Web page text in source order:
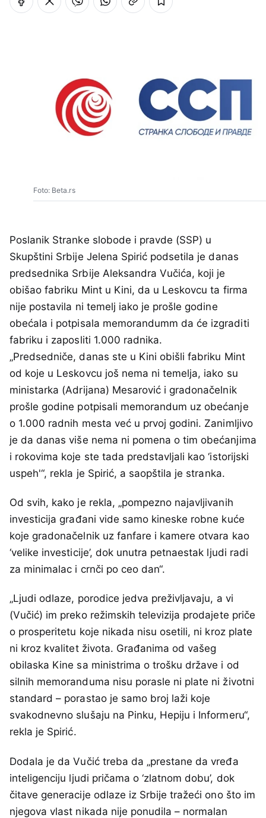
Foto: Beta.rs
Poslanik Stranke slobode i pravde (SSP) u
Skupštini Srbije Jelena Spirić podsetila je danas
predsednika Srbije Aleksandra Vučića, koji je
obišao fabriku Mint u Kini, da u Leskovcu ta firma
nije postavila ni temelj iako je prošle godine
obećala i potpisala memorandumm da će izgraditi
fabriku i zaposliti 1.000 radnika.
„Predsedniče, danas ste u Kini obišli fabriku Mint
od koje u Leskovcu još nema ni temelja, iako su
ministarka (Adrijana) Mesarović i gradonačelnik
prošle godine potpisali memorandum uz obećanje
o 1.000 radnih mesta već u prvoj godini. Zanimljivo
je da danas više nema ni pomena o tim obećanjima
i rokovima koje ste tada predstavljali kao ‘istorijski
uspeh'“, rekla je Spirić, a saopštila je stranka.
Od svih, kako je rekla, „pompezno najavljivanih
investicija građani vide samo kineske robne kuće
koje gradonačelnik uz fanfare i kamere otvara kao
‘velike investicije’, dok unutra petnaestak ljudi radi
za minimalac i crnči po ceo dan“.
„Ljudi odlaze, porodice jedva preživljavaju, a vi
(Vučić) im preko režimskih televizija prodajete priče
o prosperitetu koje nikada nisu osetili, ni kroz plate
ni kroz kvalitet života. Građanima od vašeg
obilaska Kine sa ministrima o trošku države i od
silnih memoranduma nisu porasle ni plate ni životni
standard – porastao je samo broj laži koje
svakodnevno slušaju na Pinku, Hepiju i Informeru“,
rekla je Spirić.
Dodala je da Vučić treba da „prestane da vređa
inteligenciju ljudi pričama o ‘zlatnom dobu’, dok
čitave generacije odlaze iz Srbije tražeći ono što im
njegova vlast nikada nije ponudila – normalan